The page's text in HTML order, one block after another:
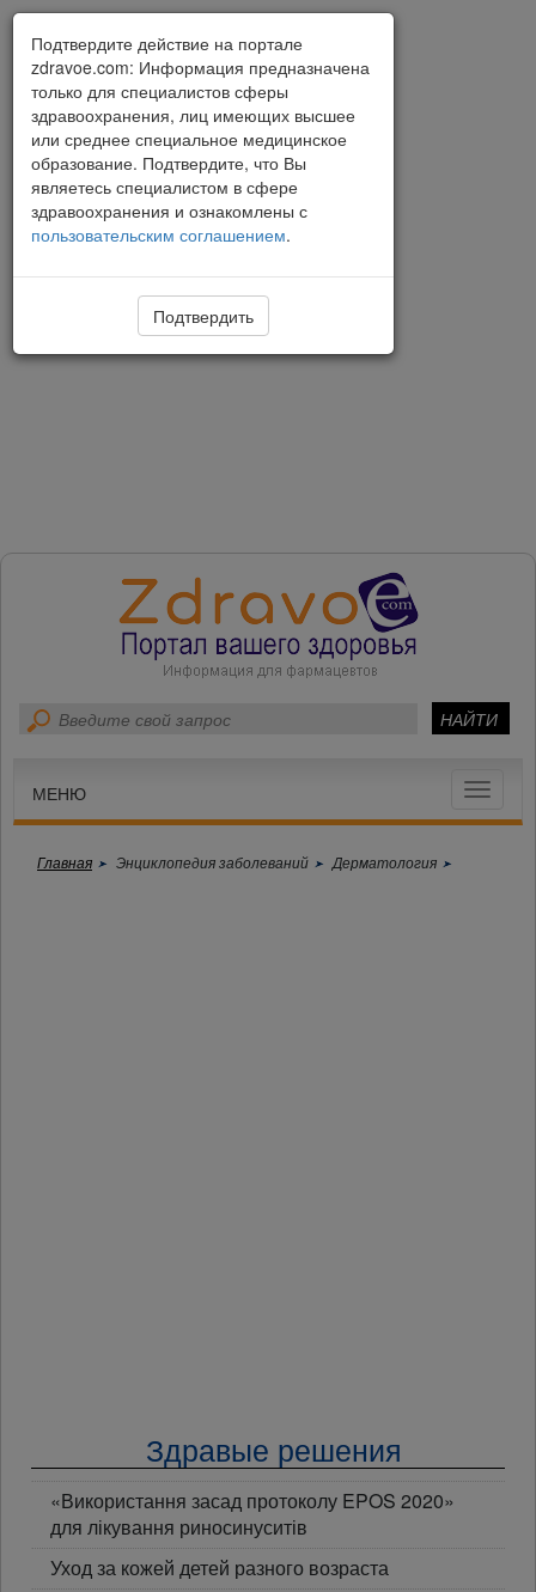
Toggle
МЕНЮ
Главная Энциклопедия заболеваний Дерматология
Здравые решения
«Використання засад протоколу EPOS 2020»
для лікування риносинуситів
Уход за кожей детей разного возраста
Подтвердите действие на портале
zdravoe.com: Информация предназначена
только для специалистов сферы
здравоохранения, лиц имеющих высшее
или среднее специальное медицинское
образование. Подтвердите, что Вы
являетесь специалистом в сфере
здравоохранения и ознакомлены с
пользовательским соглашением.
Подтвердить